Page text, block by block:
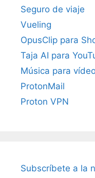
Seguro de viaje
Vueling
OpusClip para
Taja AI para
Música para
ProtonMail
Proton VPN
Subscríbete a la